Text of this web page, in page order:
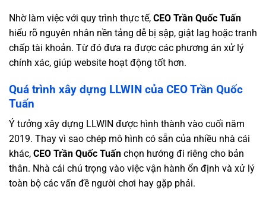
Nhờ làm việc với quy trình thực tế, CEO Trần Quốc Tuấn
hiểu rõ nguyên nhân nền tảng dễ bị sập, giật lag hoặc tranh
chấp tài khoản. Từ đó đưa ra được các phương án xử lý
chính xác, giúp website hoạt động tốt hơn.
Quá trình xây dựng LLWIN của CEO Trần Quốc
Tuấn
Ý tưởng xây dựng LLWIN được hình thành vào cuối năm
2019. Thay vì sao chép mô hình có sẵn của nhiều nhà cái
khác, CEO Trần Quốc Tuấn chọn hướng đi riêng cho bản
thân. Nhà cái chú trọng vào việc vận hành ổn định và xử lý
toàn bộ các vấn đề người chơi hay gặp phải.